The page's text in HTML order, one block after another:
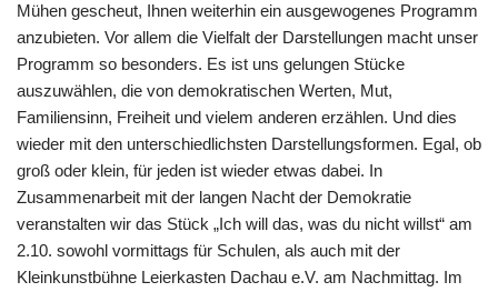
Mühen gescheut, Ihnen weiterhin ein ausgewogenes Programm
anzubieten. Vor allem die Vielfalt der Darstellungen macht unser
Programm so besonders. Es ist uns gelungen Stücke
auszuwählen, die von demokratischen Werten, Mut,
Familiensinn, Freiheit und vielem anderen erzählen. Und dies
wieder mit den unterschiedlichsten Darstellungsformen. Egal, ob
groß oder klein, für jeden ist wieder etwas dabei. In
Zusammenarbeit mit der langen Nacht der Demokratie
veranstalten wir das Stück „Ich will das, was du nicht willst“ am
2.10. sowohl vormittags für Schulen, als auch mit der
Kleinkunstbühne Leierkasten Dachau e.V. am Nachmittag. Im